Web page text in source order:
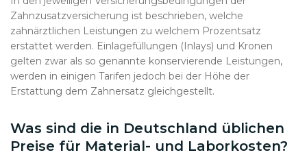
Zahnzusatzversicherung ist beschrieben, welche
zahnärztlichen Leistungen zu welchem Prozentsatz
erstattet werden. Einlagefüllungen (Inlays) und Kronen
gelten zwar als so genannte konservierende Leistungen,
werden in einigen Tarifen jedoch bei der Höhe der
Erstattung dem Zahnersatz gleichgestellt.
Was sind die in Deutschland üblichen
Preise für Material- und Laborkosten?